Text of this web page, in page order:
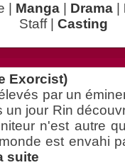
| Manga| Drama|
Staff | Casting
Exorcist)
par un
un jour Rin
n'est autre
est envahi
suite